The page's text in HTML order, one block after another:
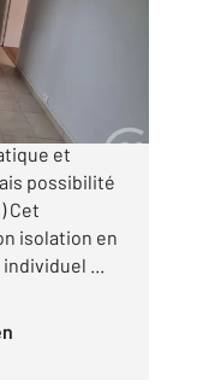
prêt à être
et
possibilité
Cet
isolation en
...